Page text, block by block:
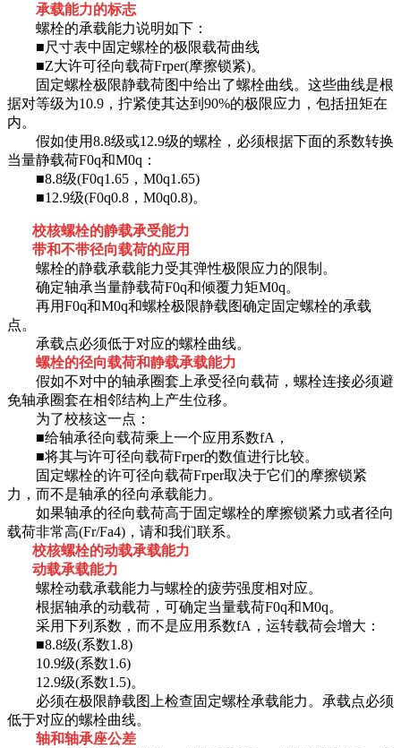
承载能力的标志
螺栓的承载能力说明如下：
■尺寸表中固定螺栓的极限载荷曲线
■Z大许可径向载荷Frper(摩擦锁紧)。
固定螺栓极限静载荷图中给出了螺栓曲线。这些曲线是根
据对等级为10.9，拧紧使其达到90%的极限应力，包括扭矩在
内。
假如使用8.8级或12.9级的螺栓，必须根据下面的系数转换
当量静载荷F0q和M0q：
■8.8级(F0q1.65，M0q1.65)
■12.9级(F0q0.8，M0q0.8)。
校核螺栓的静载承受能力
带和不带径向载荷的应用
螺栓的静载承载能力受其弹性极限应力的限制。
确定轴承当量静载荷F0q和倾覆力矩M0q。
再用F0q和M0q和螺栓极限静载图确定固定螺栓的承载
点。
承载点必须低于对应的螺栓曲线。
螺栓的径向载荷和静载承载能力
假如不对中的轴承圈套上承受径向载荷，螺栓连接必须避
免轴承圈套在相邻结构上产生位移。
为了校核这一点：
■给轴承径向载荷乘上一个应用系数fA，
■将其与许可径向载荷Frper的数值进行比较。
固定螺栓的许可径向载荷Frper取决于它们的摩擦锁紧
力，而不是轴承的径向承载能力。
如果轴承的径向载荷高于固定螺栓的摩擦锁紧力或者径向
载荷非常高(Fr/Fa4)，请和我们联系。
校核螺栓的动载承载能力
动载承载能力
螺栓动载承载能力与螺栓的疲劳强度相对应。
根据轴承的动载荷，可确定当量载荷F0q和M0q。
采用下列系数，而不是应用系数fA，运转载荷会增大：
■8.8级(系数1.8)
10.9级(系数1.6)
12.9级(系数1.5)。
必须在极限静载图上检查固定螺栓承载能力。承载点必须
低于对应的螺栓曲线。
轴和轴承座公差